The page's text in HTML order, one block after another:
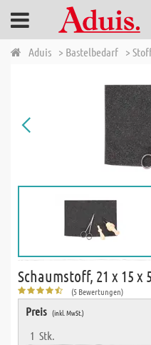
Aduis > Bastelbedarf >
Schaumstoff, 21 x 15 x
(5 Bewertungen)
Preis (inkl. MwSt.)
1 Stk.